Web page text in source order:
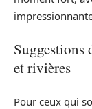
Suggestions
et rivières
Pour ceux qui